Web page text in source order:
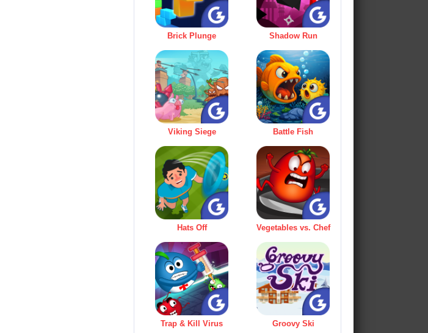
Brick Plunge Shadow Run
Viking Siege Battle Fish
Hats Off Vegetables vs. Chef
Trap & Kill Virus Groovy Ski